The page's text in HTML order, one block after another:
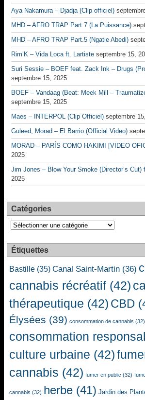
Aya Nakamura – Djadja (Clip officiel)
MHD – AFRO TRAP Part.7 (La Puissance)
MHD – AFRO TRAP Part.5 (Ngatie Abedi)
Rim’K – Vida Loca ft. Lartiste septembre 15,
Suri Sessie – BOEF feat. Zack Ink – Drugs
septembre 15, 2025
BOEF – Vandaag (Beat: Meek Mill –
septembre 15, 2025
Maes – INTERPOL (Clip Officiel) septembre
Guleed, Morad – El Barrio (Official Video)
MORAD – PARÍS COMO HAKIMI [VIDEO
2025
Jim Jones – Blow Your Smoke (Director’s Cut)
2025
Catégories
Catégories
Étiquettes
Bastille (35) Canal Saint-Martin (36)
cannabis récréatif (42)
thérapeutique (42) CBD
Élysées (39) consommation de cannabis (32)
consommation
culture urbaine (42)
cannabis (42) fumer en public (32)
cannabis (32) herbe (41) Jardin des